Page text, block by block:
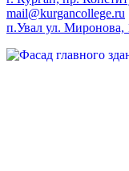
mail@kurgancollege.ru
п.Увал ул. Миронова,